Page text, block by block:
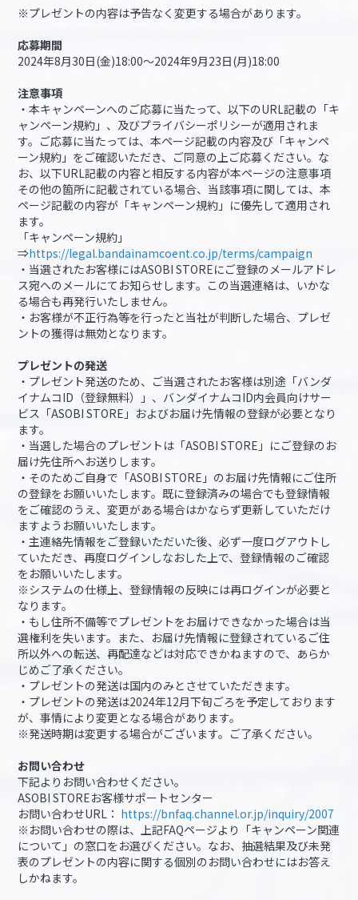
※プレゼントの内容は予告なく変更する場合があります。
応募期間
2024年8月30日(金)18:00～2024年9月23日(月)18:00
注意事項
・本キャンペーンへのご応募に当たって、以下のURL記載の「キ
ャンペーン規約」、及びプライバシーポリシーが適用されま
す。ご応募に当たっては、本ページ記載の内容及び「キャンペ
ーン規約」をご確認いただき、ご同意の上ご応募ください。な
お、以下URL記載の内容と相反する内容が本ページの注意事項
その他の箇所に記載されている場合、当該事項に関しては、本
ページ記載の内容が「キャンペーン規約」に優先して適用され
ます。
「キャンペーン規約」
⇒https://legal.bandainamcoent.co.jp/terms/campaign
・当選されたお客様にはASOBI STOREにご登録のメールアドレ
ス宛へのメールにてお知らせします。この当選連絡は、いかな
る場合も再発行いたしません。
・お客様が不正行為等を行ったと当社が判断した場合、プレゼ
ントの獲得は無効となります。
プレゼントの発送
・プレゼント発送のため、ご当選されたお客様は別途「バンダ
イナムコID（登録無料）」、バンダイナムコID内会員向けサー
ビス「ASOBI STORE」およびお届け先情報の登録が必要となり
ます。
・当選した場合のプレゼントは「ASOBI STORE」にご登録のお
届け先住所へお送りします。
・そのためご自身で「ASOBI STORE」のお届け先情報にご住所
の登録をお願いいたします。既に登録済みの場合でも登録情報
をご確認のうえ、変更がある場合はかならず更新していただけ
ますようお願いいたします。
・主連絡先情報をご登録いただいた後、必ず一度ログアウトし
ていただき、再度ログインしなおした上で、登録情報のご確認
をお願いいたします。
※システムの仕様上、登録情報の反映には再ログインが必要と
なります。
・もし住所不備等でプレゼントをお届けできなかった場合は当
選権利を失います。また、お届け先情報に登録されているご住
所以外への転送、再配達などは対応できかねますので、あらか
じめご了承ください。
・プレゼントの発送は国内のみとさせていただきます。
・プレゼントの発送は2024年12月下旬ごろを予定しております
が、事情により変更となる場合があります。
※発送時期は変更する場合がございます。ご了承ください。
お問い合わせ
下記よりお問い合わせください。
ASOBI STOREお客様サポートセンター
お問い合わせURL： https://bnfaq.channel.or.jp/inquiry/2007
※お問い合わせの際は、上記FAQページより「キャンペーン関連
について」の窓口をお選びください。なお、抽選結果及び未発
表のプレゼントの内容に関する個別のお問い合わせにはお答え
しかねます。